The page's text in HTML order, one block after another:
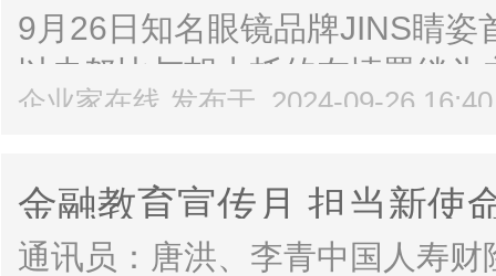
9月26日知名眼镜品牌JINS睛姿
以史努比与胡士托的友情羁绊
史努比系列眼镜。此次联名系
企业家在线 发布于 2024-09-26
金融教育宣传月 担当新使
村小学
通讯员：唐洪、李青中国人寿